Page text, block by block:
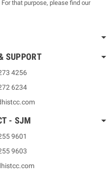
that purpose, please find our
SUPPORT
4256
6234
- SJM
9601
9603